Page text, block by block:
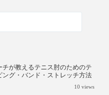
チが教えるテニス肘のためのテ
ング・バンド・ストレッチ方法
10 views